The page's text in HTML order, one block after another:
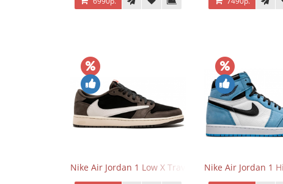
Nike Air Jordan 1 Low X Travis ScottNike Air Jordan 1